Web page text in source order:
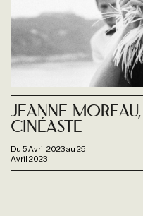
Du 5 Avril 2023au 25
Avril 2023
Jeanne
cinéaste